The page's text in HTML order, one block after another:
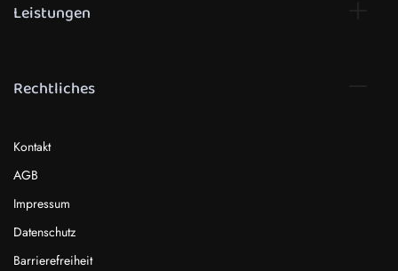
Leistungen
Rechtliches
Kontakt
AGB
Impressum
Datenschutz
Barrierefreiheit